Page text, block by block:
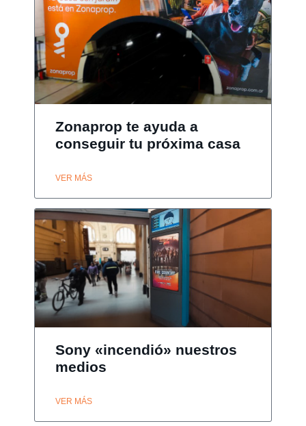
Zonaprop te ayuda a
conseguir tu próxima casa
VER MÁS
Sony «incendió» nuestros
medios
VER MÁS